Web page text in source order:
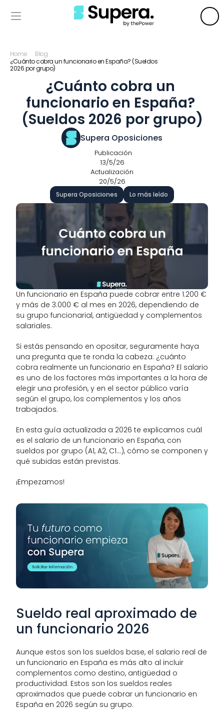
Home
Blog
¿Cuánto cobra un funcionario en España? (Sueldos
2026 por grupo)
¿Cuánto cobra un
funcionario en España?
(Sueldos 2026 por grupo)
Supera Oposiciones
Publicación
13/5/26
Actualización
20/5/26
Supera Oposiciones Lo más leído
Un funcionario en España puede cobrar entre 1.200 €
y más de 3.000 € al mes en 2026, dependiendo de
su grupo funcionarial, antigüedad y complementos
salariales.
Si estás pensando en opositar, seguramente haya
una pregunta que te ronda la cabeza: ¿cuánto
cobra realmente un funcionario en España? El salario
es uno de los factores más importantes a la hora de
elegir una profesión, y en el sector público varía
según el grupo, los complementos y los años
trabajados.
En esta guía actualizada a 2026 te explicamos cuál
es el salario de un funcionario en España, con
sueldos por grupo (A1, A2, C1…), cómo se componen y
qué subidas están previstas.
¡Empezamos!
Sueldo real aproximado de
un funcionario 2026
Aunque estos son los sueldos base, el salario real de
un funcionario en España es más alto al incluir
complementos como destino, antigüedad o
productividad. Estos son los sueldos reales
aproximados que puede cobrar un funcionario en
España en 2026 según su grupo.